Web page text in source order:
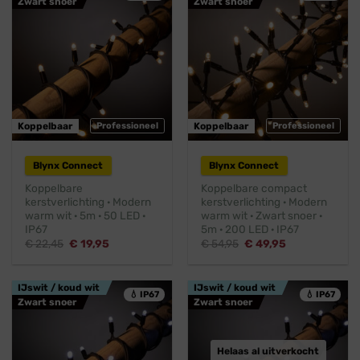
Professioneel
Koppelbaar
Blynx Connect
Koppelbare
kerstverlichting · Modern
warm wit · 5m · 50 LED ·
IP67
€22,45 Oorspronkelijke
€ 19,95
Professioneel
Koppelbaar
Blynx Connect
Koppelbare compact
kerstverlichting · Modern
warm wit · Zwart snoer ·
5m · 200 LED · IP67
€54,95 Oorspronkelijke
€ 49,95
💧 IP67
IJswit / koud wit
Zwart snoer
💧 IP67
IJswit / koud wit
Zwart snoer
Helaas al uitverkocht